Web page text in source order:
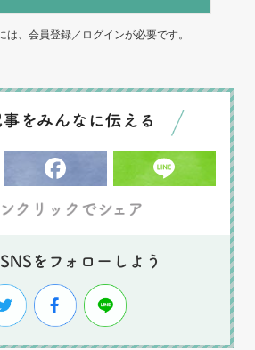
は、会員登録／ログインが必要です。